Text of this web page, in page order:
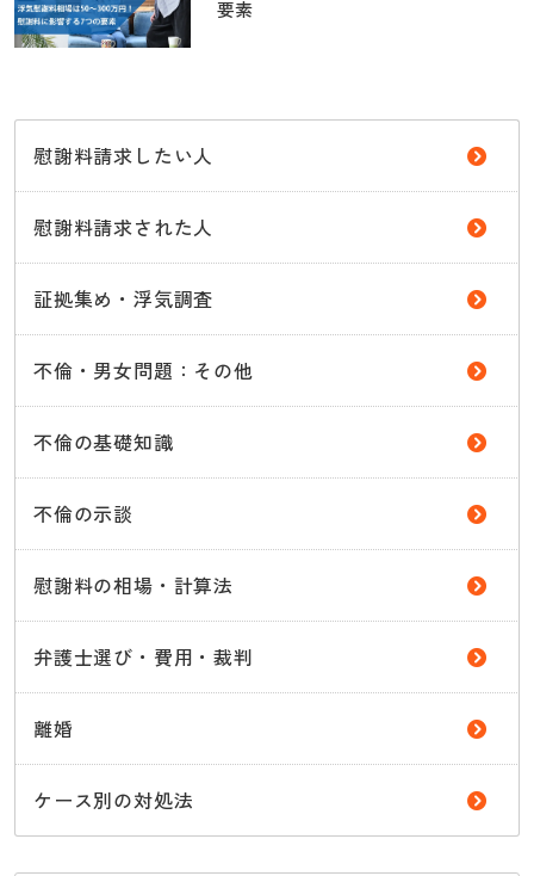
要素
慰謝料請求したい人
慰謝料請求された人
証拠集め・浮気調査
不倫・男女問題：その他
不倫の基礎知識
不倫の示談
慰謝料の相場・計算法
弁護士選び・費用・裁判
離婚
ケース別の対処法